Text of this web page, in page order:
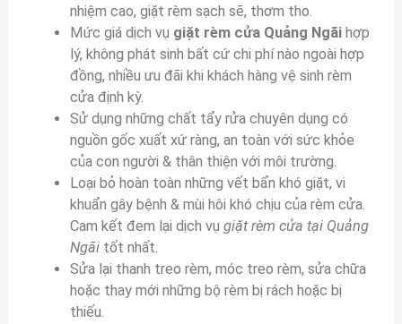
nhiệm cao, giặt rèm sạch sẽ, thơm tho.
Mức giá dịch vụ giặt rèm cửa Quảng Ngãi hợp
lý, không phát sinh bất cứ chi phí nào ngoài hợp
đồng, nhiều ưu đãi khi khách hàng vệ sinh rèm
cửa định kỳ.
Sử dụng những chất tẩy rửa chuyên dụng có
nguồn gốc xuất xứ ràng, an toàn với sức khỏe
của con người & thân thiện với môi trường.
Loại bỏ hoàn toàn những vết bẩn khó giặt, vi
khuẩn gây bệnh & mùi hôi khó chịu của rèm cửa.
Cam kết đem lại dịch vụgiặt rèm cửa tại Quảng
Ngãi tốt nhất.
Sửa lại thanh treo rèm, móc treo rèm, sửa chữa
hoặc thay mới những bộ rèm bị rách hoặc bị
thiếu.